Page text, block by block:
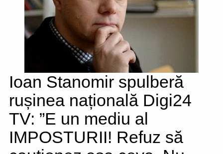
Ioan Stanomir spulberă
rușinea națională Digi24
TV: ”E un mediu al
IMPOSTURII! Refuz să